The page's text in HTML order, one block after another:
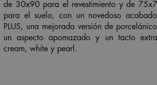
de 30x90 para el revestimiento y de
para el suelo, con un novedoso
PLUS, una mejorada versión de
un aspecto apomazado y un tacto
cream, white y pearl .